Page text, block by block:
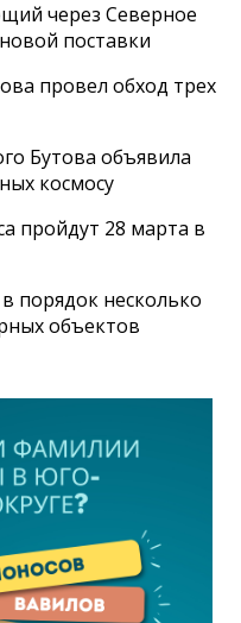
через Северное
поставки
провел обход трех
Бутова объявила
космосу
пройдут 28 марта в
порядок несколько
объектов